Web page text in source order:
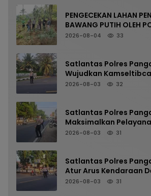
PENGECEKAN LAHAN
BAWANG PUTIH OLEH
LANGKAPLANCAR
2026-08-04 33
Satlantas Polres
Wujudkan
Pelayanan Arus Pagi
2026-08-03 32
Satlantas Polres
Maksimalkan
Kelancaran Arus
2026-08-03 31
Satlantas Polres
Atur Arus Kendaraan
Kenyamanan
2026-08-03 31